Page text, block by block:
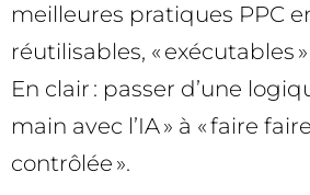
meilleures pratiques PPC
réutilisables, « exécutables
En clair : passer d’une
main avec l’IA » à « faire
contrôlée ».